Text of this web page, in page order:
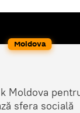
Moldova
Moldova
sfera socială